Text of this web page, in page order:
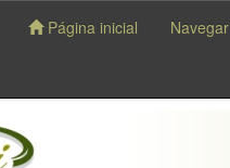
Página inicial Navegar